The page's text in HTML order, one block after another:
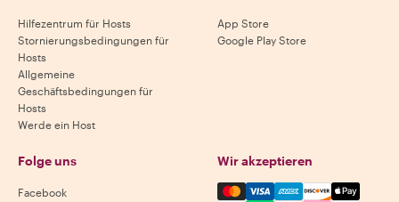
Hilfezentrum für Hosts
Stornierungsbedingungen für
Hosts
Allgemeine
Geschäftsbedingungen für
Hosts
Werde ein Host
App Store
Google Play Store
Folge uns
Facebook
Wir akzeptieren
Mastercard, Visa, Amex,